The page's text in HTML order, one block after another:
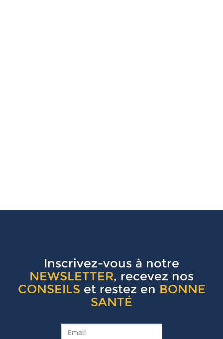
Inscrivez-vous à notre
NEWSLETTER, recevez nos
CONSEILS et restez en BONNE
SANTÉ